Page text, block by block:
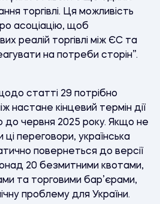
торгівлі. Ця можливість
асоціацію, щоб
реалій торгівлі між ЄС та
на потреби сторін”.
статті 29 потрібно
настане кінцевий термін дії
до червня 2025 року. Якщо не
переговори, українська
повернеться до версії
20 безмитними квотами,
та торговими бар’єрами,
проблему для України.